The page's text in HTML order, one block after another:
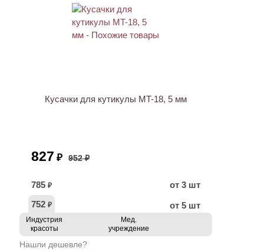
Кусачки для кутикулы MT-18, 5 мм
827 ₽ 952 ₽
785 ₽
от 3 шт
752 ₽ от 5 шт
Индустрия
красоты
Мед.
учреждение
Нашли дешевле?